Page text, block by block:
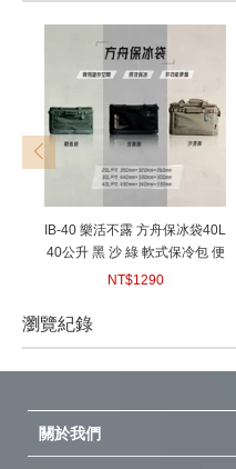
IB-40 樂活不露 方舟保冰袋40L
40公升 黑 沙 綠 軟式保冷包 便
當袋 購物袋 行動冰箱 冰桶 保
外送好幫手 IB-40G IB-40B IB-
NT$1290
prev
瀏覽紀錄
prev
關於我們